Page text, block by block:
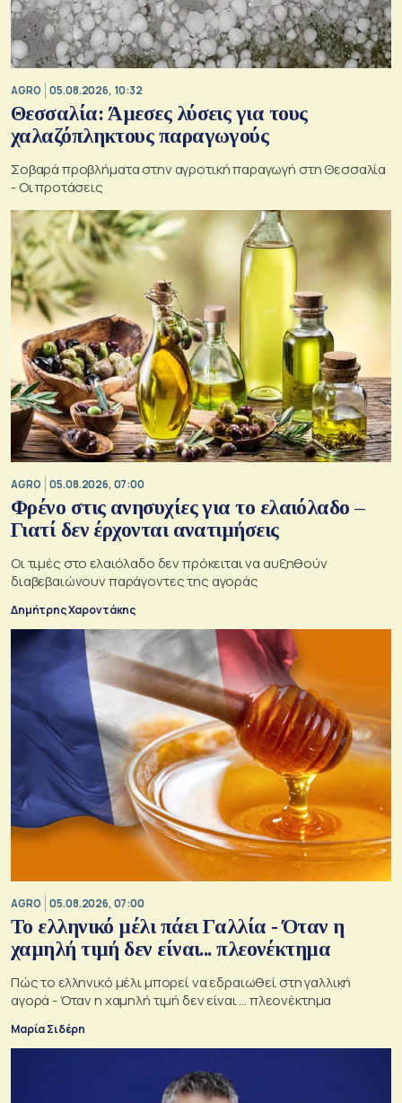
AGRO 05.08.2026, 10:32
Θεσσαλία: Άμεσες λύσεις για τους
χαλαζόπληκτους παραγωγούς
Σοβαρά προβλήματα στην αγροτική παραγωγή στη Θεσσαλία
- Οι προτάσεις
AGRO 05.08.2026, 07:00
Φρένο στις ανησυχίες για το ελαιόλαδο –
Γιατί δεν έρχονται ανατιμήσεις
Οι τιμές στο ελαιόλαδο δεν πρόκειται να αυξηθούν
διαβεβαιώνουν παράγοντες της αγοράς
Δημήτρης Χαροντάκης
AGRO 05.08.2026, 07:00
Το ελληνικό μέλι πάει Γαλλία - Όταν η
χαμηλή τιμή δεν είναι... πλεονέκτημα
Πώς το ελληνικό μέλι μπορεί να εδραιωθεί στη γαλλική
αγορά - Όταν η χαμηλή τιμή δεν είναι ... πλεονέκτημα
Μαρία Σιδέρη